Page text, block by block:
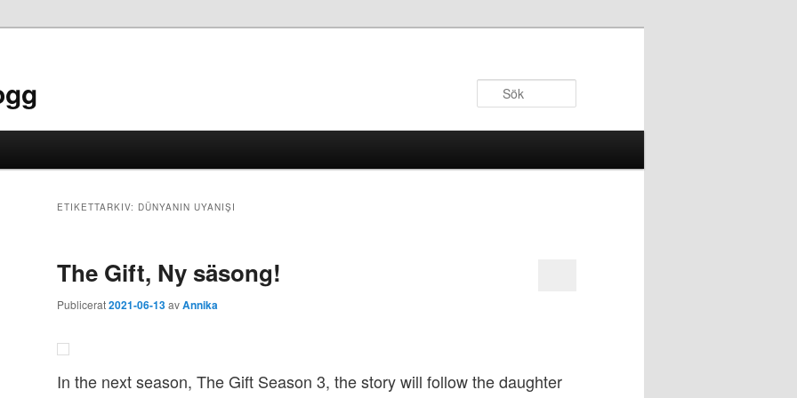
ETIKETTARKIV: DÜNYANIN UYANIŞI
The Gift, Ny säsong!
Publicerat2021-06-13avAnnika
In the next season, The Gift Season 3, the story will follow the daughter